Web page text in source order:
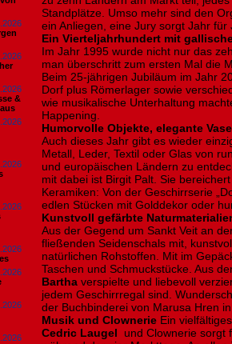
&
Standplätze. Umso mehr sind den
ein Anliegen, eine Jury sorgt Jahr
Ein Vierteljahrhundert mit
Im Jahr 1995 wurde nicht nur das
man überschritt zum ersten Mal die
Beim 25-jährigen Jubiläum im Jahr
Dorf plus Römerlager sowie
wie musikalische Unterhaltung
Happening.
Humorvolle Objekte, elegante
Auch dieses Jahr gibt es wieder
Metall, Leder, Textil oder Glas von
und europäischen Ländern zu
mit dabei ist Birgit Palt. Sie
Keramiken: Von der Geschirrserie
edlen Stücken mit Golddekor oder
Kunstvoll gefärbte
Aus der Gegend um Sankt Veit an
fließenden Seidenschals mit,
natürlichen Rohstoffen. Mit im
Taschen und Schmuckstücke. Aus
Bartha verspielte und liebevoll
jedem Geschirrregal sind.
der Buchbinderei von Marusa Hren
Musik und Clownerie Ein
Cedric Laugel und Clownerie sorgt